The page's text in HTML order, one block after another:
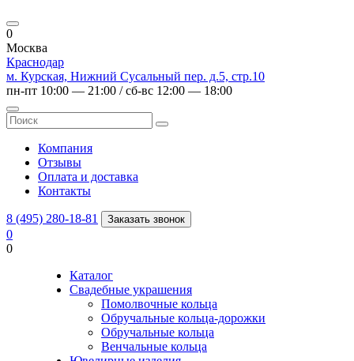
0
Москва
Краснодар
м. Курская, Нижний Сусальный пер. д.5, стр.10
пн-пт 10:00 — 21:00 / сб-вс 12:00 — 18:00
Компания
Отзывы
Оплата и доставка
Контакты
8 (495) 280-18-81 Заказать звонок
0
0
Каталог
Свадебные украшения
Помолвочные кольца
Обручальные кольца-дорожки
Обручальные кольца
Венчальные кольца